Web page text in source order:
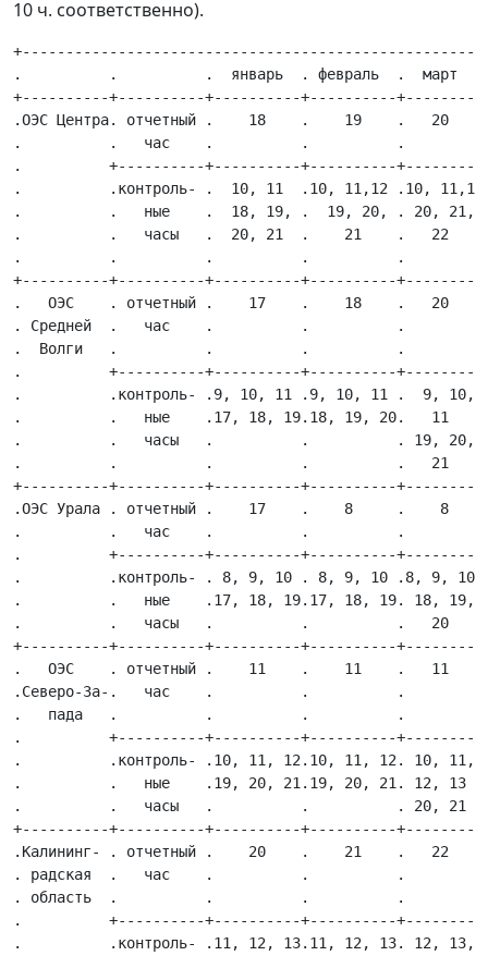
10 ч. соответственно).
+------------------------------------------------------------------------------------------------------------------------------------------------------------+
.          .          .  январь  . февраль  .  март   .  апрель   .   май    .   июнь    .   июль    .  август   . сентябрь  . октябрь .  ноябрь  . декабрь  .
+----------+----------+----------+----------+---------+-----------+----------+-----------+-----------+-----------+-----------+---------+----------+----------.
.ОЭС Центра. отчетный .    18    .    19    .   20    .    11     .    11    .    11     .    11     .    11     .    21     .   20    .    18    .    18    .
.          .   час    .          .          .         .           .          .           .           .           .           .         .          .          .
.          +----------+----------+----------+---------+-----------+----------+-----------+-----------+-----------+-----------+---------+----------+----------.
.          .контроль- .  10, 11  .10, 11,12 .10, 11,12.10, 11, 12,. 10, 11,  .10, 11, 12,.10, 11, 12,.10, 11, 12,.  10, 11   . 10, 11, .  10, 11  .  10, 11  .
.          .   ные    .  18, 19, .  19, 20, . 20, 21, .    13     .12, 13, 14.  13, 14   .  13, 14   .  13, 14   .  21, 22   .   12    .  17, 18, .  17, 18, .
.          .   часы   .  20, 21  .    21    .   22    .    22     .          .           .           .           .           . 19, 20, .  19, 20  .  19, 20  .
.          .          .          .          .         .           .          .           .           .           .           .   21    .          .          .
+----------+----------+----------+----------+---------+-----------+----------+-----------+-----------+-----------+-----------+---------+----------+----------.
.   ОЭС    . отчетный .    17    .    18    .   20    .     9     .    9     .     9     .     9     .    21     .    20     .   19    .    17    .    17    .
. Средней  .   час    .          .          .         .           .          .           .           .           .           .         .          .          .
.  Волги   .          .          .          .         .           .          .           .           .           .           .         .          .          .
.          +----------+----------+----------+---------+-----------+----------+-----------+-----------+-----------+-----------+---------+----------+----------.
.          .контроль- .9, 10, 11 .9, 10, 11 .  9, 10, .9, 10, 11, .9, 10, 11,. 9, 10, 11 .9, 10, 11, . 9, 10, 11 .   9, 10   .9, 10, 11.  9, 10   .  9, 10   .
.          .   ные    .17, 18, 19.18, 19, 20.   11    .    12     .    12    .           .    12     .20, 21, 22 .  20, 21   . 18, 19, .  16, 17, .  16, 17, .
.          .   часы   .          .          . 19, 20, .    21     .          .           .           .           .           .   20    .  18, 19  .  18, 19  .
.          .          .          .          .   21    .           .          .           .           .           .           .         .          .          .
+----------+----------+----------+----------+---------+-----------+----------+-----------+-----------+-----------+-----------+---------+----------+----------.
.ОЭС Урала . отчетный .    17    .    8     .    8    .     9     .    9     .     9     .     9     .     9     .     9     .    8    .    17    .    17    .
.